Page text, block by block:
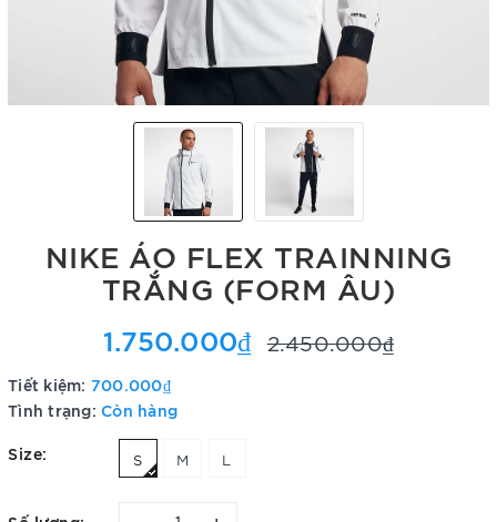
NIKE ÁO FLEX TRAINNING
TRẮNG (FORM ÂU)
1.750.000₫ 2.450.000₫
Tiết kiệm: 700.000₫
Tình trạng: Còn hàng
Size: S M L